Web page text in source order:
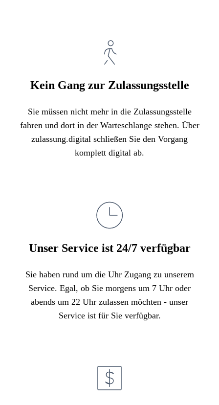
Kein Gang zur Zulassungsstelle
Sie müssen nicht mehr in die Zulassungsstelle
fahren und dort in der Warteschlange stehen. Über
zulassung.digital schließen Sie den Vorgang
komplett digital ab.
Unser Service ist 24/7 verfügbar
Sie haben rund um die Uhr Zugang zu unserem
Service. Egal, ob Sie morgens um 7 Uhr oder
abends um 22 Uhr zulassen möchten - unser
Service ist für Sie verfügbar.